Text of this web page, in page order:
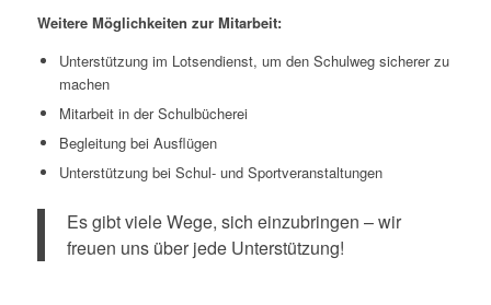
Weitere Möglichkeiten zur Mitarbeit:
Unterstützung im Lotsendienst, um den Schulweg sicherer zu
machen
Mitarbeit in der Schulbücherei
Begleitung bei Ausflügen
Unterstützung bei Schul- und Sportveranstaltungen
Es gibt viele Wege, sich einzubringen – wir
freuen uns über jede Unterstützung!